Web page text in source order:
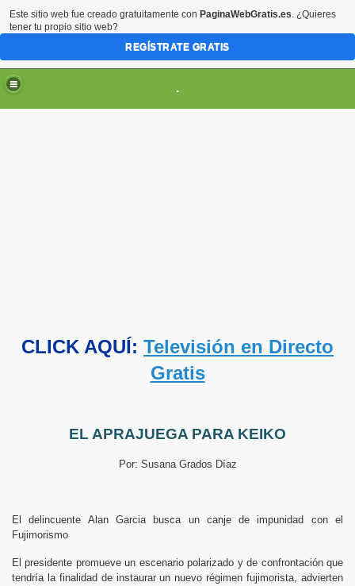
.
CLICK AQUÍ: Televisión en Directo
Gratis
EL APRAJUEGA PARA KEIKO
Por: Susana Grados Díaz
El delincuente Alan Garcia busca un canje de impunidad con el
Fujimorismo
El presidente promueve un escenario polarizado y de confrontación que
tendría la finalidad de instaurar un nuevo régimen fujimorista, advierten
Este sitio web fue creado gratuitamente con PaginaWebGratis.es. ¿Quieres
tener tu propio sitio web?
REGÍSTRATE GRATIS